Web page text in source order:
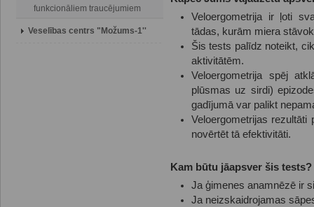
funkcionāliem traucējumiem
Veselības centrs "Možums-1''
Veloergometrija ir ļoti
tādas, kurām miera
Šis tests palīdz noteikt,
aktivitātēm.
Veloergometrija spēj
plūsmas uz sirdi)
gadījumā var palikt
Veloergometrijas
novērtēt tā efektivitāti.
Kam būtu jāapsver šis tests?
Ja ģimenes anamnēzē ir
Ja neizskaidrojamas